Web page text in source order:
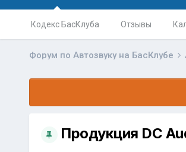
Кодекс БасКлуба Отзывы
Форум по Автозвуку на БасКлубе
Продукция DC